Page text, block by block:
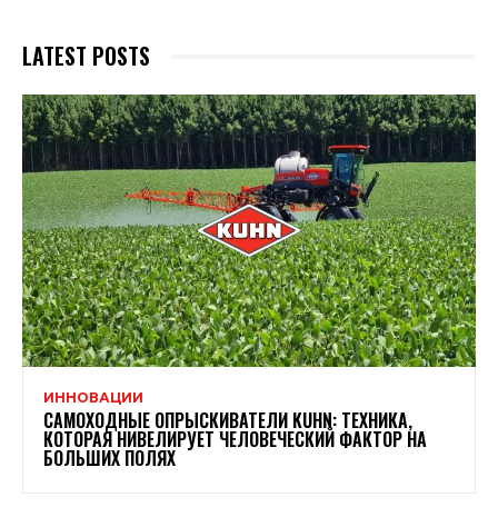
LATEST POSTS
ИННОВАЦИИ
САМОХОДНЫЕ ОПРЫСКИВАТЕЛИ KUHN: ТЕХНИКА,
КОТОРАЯ НИВЕЛИРУЕТ ЧЕЛОВЕЧЕСКИЙ ФАКТОР НА
БОЛЬШИХ ПОЛЯХ